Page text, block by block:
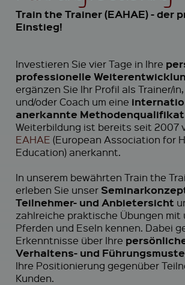
Train the Trainer (EAHAE) - der
Einstieg!
Investieren Sie vier Tage in Ihre
professionelle
ergänzen Sie Ihr Profil als Trainer/
und/oder Coach um eine
anerkannte
Weiterbildung ist bereits seit 2007
EAHAE (European Association for
Education) anerkannt.
In unserem bewährten Train the
erleben Sie unser
Teilnehmer- und Anbietersicht
zahlreiche praktische Übungen mit
Pferden und Eseln kennen. Dabei
Erkenntnisse über Ihre
Verhaltens- und
Ihre Positionierung gegenüber
Kunden.